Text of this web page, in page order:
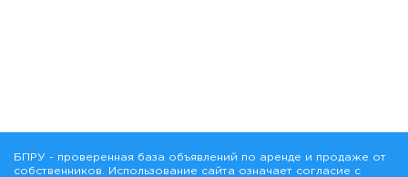
БПРУ - проверенная база объявлений по аренде и продаже от
собственников. Использование сайта означает согласие с